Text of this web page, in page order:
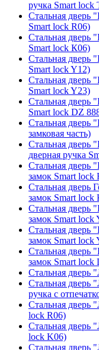
ручка Smart lock
Стальная дверь
Smart lock R06)
Стальная дверь
Smart lock К06)
Стальная дверь
Smart lock Y12)
Стальная дверь
Smart lock Y23)
Стальная дверь
Smart lock DZ
Стальная дверь
замковая часть)
Стальная дверь
дверная ручка
Стальная дверь
замок Smart lock
Стальная дверь
замок Smart lock
Стальная дверь
замок Smart lock
Стальная дверь
замок Smart lock
Стальная дверь
замок Smart lock
Стальная дверь
Стальная дверь
ручка с
Стальная дверь
lock R06)
Стальная дверь
lock K06)
Стальная дверь